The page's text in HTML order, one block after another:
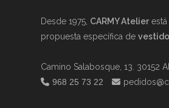
Desde 1975, CARMY Atelier
propuesta específica de
Camino Salabosque, 13. 30152
968 25 73 22